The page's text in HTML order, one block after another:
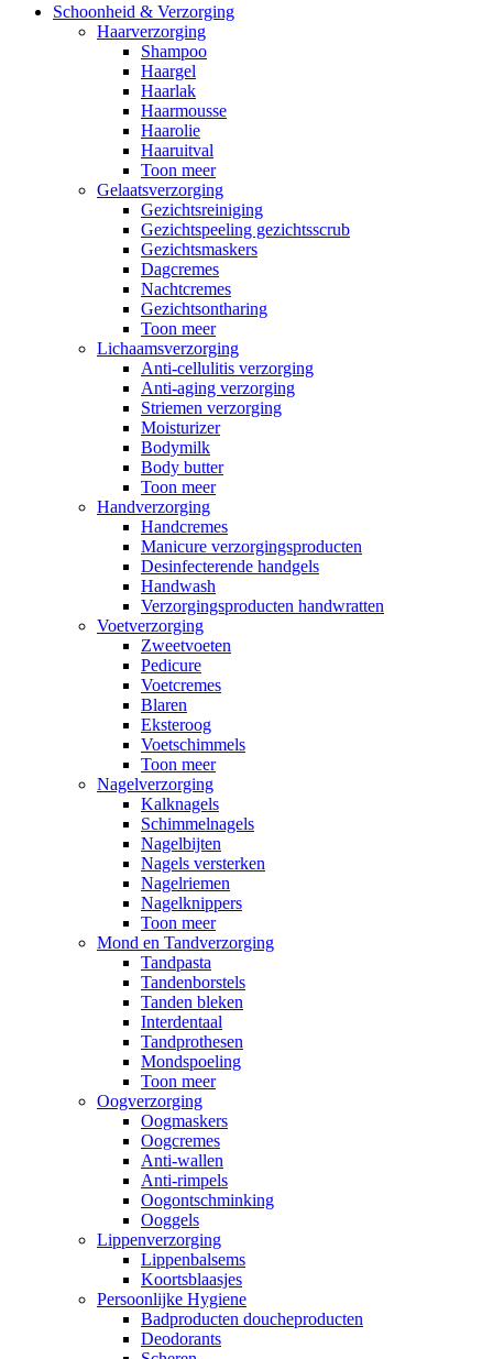
Schoonheid & Verzorging
Haarverzorging
Shampoo
Haargel
Haarlak
Haarmousse
Haarolie
Haaruitval
Toon meer
Gelaatsverzorging
Gezichtsreiniging
Gezichtspeeling gezichtsscrub
Gezichtsmaskers
Dagcremes
Nachtcremes
Gezichtsontharing
Toon meer
Lichaamsverzorging
Anti-cellulitis verzorging
Anti-aging verzorging
Striemen verzorging
Moisturizer
Bodymilk
Body butter
Toon meer
Handverzorging
Handcremes
Manicure verzorgingsproducten
Desinfecterende handgels
Handwash
Verzorgingsproducten handwratten
Voetverzorging
Zweetvoeten
Pedicure
Voetcremes
Blaren
Eksteroog
Voetschimmels
Toon meer
Nagelverzorging
Kalknagels
Schimmelnagels
Nagelbijten
Nagels versterken
Nagelriemen
Nagelknippers
Toon meer
Mond en Tandverzorging
Tandpasta
Tandenborstels
Tanden bleken
Interdentaal
Tandprothesen
Mondspoeling
Toon meer
Oogverzorging
Oogmaskers
Oogcremes
Anti-wallen
Anti-rimpels
Oogontschminking
Ooggels
Lippenverzorging
Lippenbalsems
Koortsblaasjes
Persoonlijke Hygiene
Badproducten doucheproducten
Deodorants